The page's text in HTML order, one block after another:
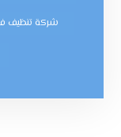
شركة تنظيف